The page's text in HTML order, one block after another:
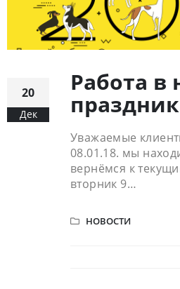
20
Дек
Работа в
Уважаемые
08.01.18. мы
вернёмся к
вторник 9…
НОВОСТИ